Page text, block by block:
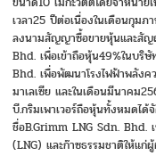
เวลา25 ปีต่อเนื่องในเดือนกุม
ลงนามสัญญาซื้อขายหุ้นและสั
Bhd. เพื่อเข้าถือหุ้น49%ในบ
Bhd. เพื่อพัฒนาโรงไฟฟ้าพลังค
มาเลเซีย และในเดือนมีนาคม
บี.กริมเพาเวอร์ถือหุ้นทั้งหมดได้
ชื่อB.Grimm LNG Sdn. Bhd.
(LNG) และก๊าซธรรมชาติให้แก่